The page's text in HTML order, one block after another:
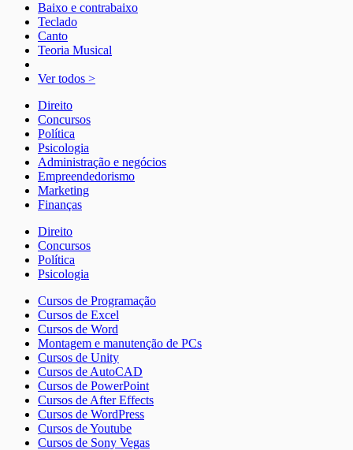
Baixo e contrabaixo
Teclado
Canto
Teoria Musical
Ver todos >
Direito
Concursos
Política
Psicologia
Administração e negócios
Empreendedorismo
Marketing
Finanças
Direito
Concursos
Política
Psicologia
Cursos de Programação
Cursos de Excel
Cursos de Word
Montagem e manutenção de PCs
Cursos de Unity
Cursos de AutoCAD
Cursos de PowerPoint
Cursos de After Effects
Cursos de WordPress
Cursos de Youtube
Cursos de Sony Vegas